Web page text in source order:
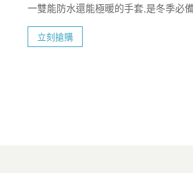
一雙能防水還能極暖的手套,是冬季必
立刻搶購